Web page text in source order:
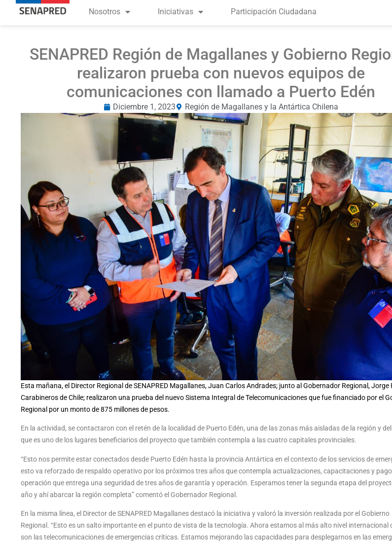
Nosotros Iniciativas Participación Ciudadana
SENAPRED Región de Magallanes y Gobierno
realizaron prueba con nuevos equipos de
comunicaciones con llamado a Puerto Edén
Diciembre 1, 2023 Región de Magallanes y la Antártica Chilena
Esta mañana, el Director Regional de SENAPRED Magallanes, Juan Carlos Andrades; junto al Gobernador Regional, Jorge
Carabineros de Chile; realizaron una prueba del nuevo Sistema Integral de Telecomunicaciones que fue financiado por el
Regional por un monto de 875 millones de pesos.
En la actividad, se contactaron con el retén de la localidad de Puerto Edén, una de las zonas más aisladas de la región y
que es uno de los lugares beneficiarios del proyecto que también contempla a las cuatro capitales provinciales.
“Esto nos permite estar conectados desde Puerto Edén hasta la provincia Antártica en el contexto de los servicios de
esto va reforzado de respaldo operativo por los próximos tres años que contempla actualizaciones, capacitaciones y
operación que entrega una seguridad de tres años de garantía y operación. Esperamos tener la segunda etapa del
año y ahí abarcar la región completa” comentó el Gobernador Regional.
En la misma línea, el Director de SENAPRED Magallanes destacó la iniciativa y valoró la inversión realizada por el Gobierno
Regional. “Esto es un salto importante en el punto de vista de la tecnología. Ahora estamos al más alto nivel internacional
son las telecomunicaciones de emergencias críticas. Estamos mejorando las capacidades para desplegarnos en las